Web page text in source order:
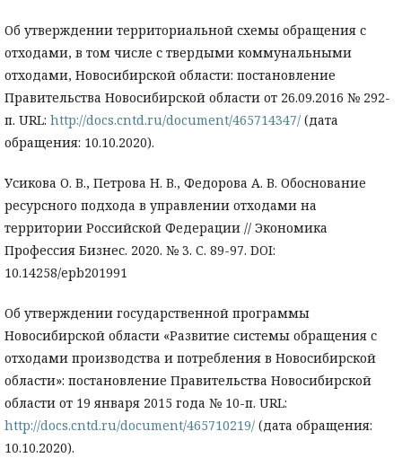
Об утверждении территориальной схемы обращения с
отходами, в том числе с твердыми коммунальными
отходами, Новосибирской области: постановление
Правительства Новосибирской области от 26.09.2016 № 292-
п. URL: http://docs.cntd.ru/document/465714347/ (дата
обращения: 10.10.2020).
Усикова О. В., Петрова Н. В., Федорова А. В. Обоснование
ресурсного подхода в управлении отходами на
территории Российской Федерации // Экономика
Профессия Бизнес. 2020. № 3. С. 89-97. DOI:
10.14258/epb201991
Об утверждении государственной программы
Новосибирской области «Развитие системы обращения с
отходами производства и потребления в Новосибирской
области»: постановление Правительства Новосибирской
области от 19 января 2015 года № 10-п. URL:
http://docs.cntd.ru/document/465710219/ (дата обращения:
10.10.2020).